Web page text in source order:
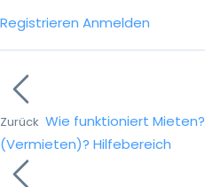
Registrieren Anmelden
Zurück Wie funktioniert Mieten?
(Vermieten)? Hilfebereich